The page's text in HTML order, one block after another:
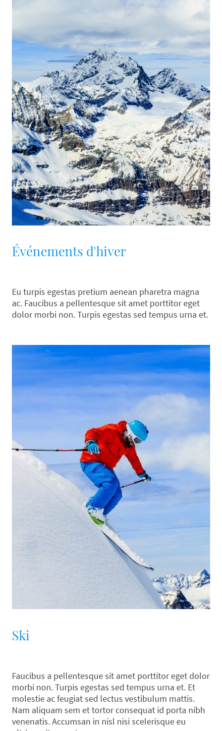
Événements d'hiver
Eu turpis egestas pretium aenean pharetra magna
ac. Faucibus a pellentesque sit amet porttitor eget
dolor morbi non. Turpis egestas sed tempus urna et.
Ski
Faucibus a pellentesque sit amet porttitor eget dolor
morbi non. Turpis egestas sed tempus urna et. Et
molestie ac feugiat sed lectus vestibulum mattis.
Nam aliquam sem et tortor consequat id porta nibh
venenatis. Accumsan in nisl nisi scelerisque eu